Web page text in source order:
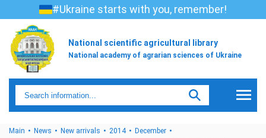
#Ukraine starts with you, remember!
National scientific agricultural library
National academy of agrarian sciences of Ukraine
Main News New arrivals 2014
December